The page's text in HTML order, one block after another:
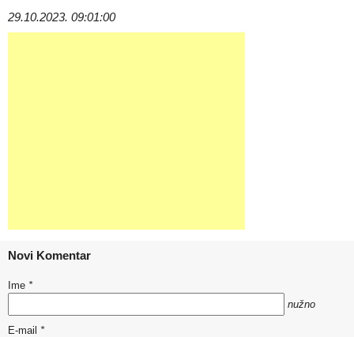
29.10.2023. 09:01:00
Novi Komentar
Ime *
nužno
E-mail *